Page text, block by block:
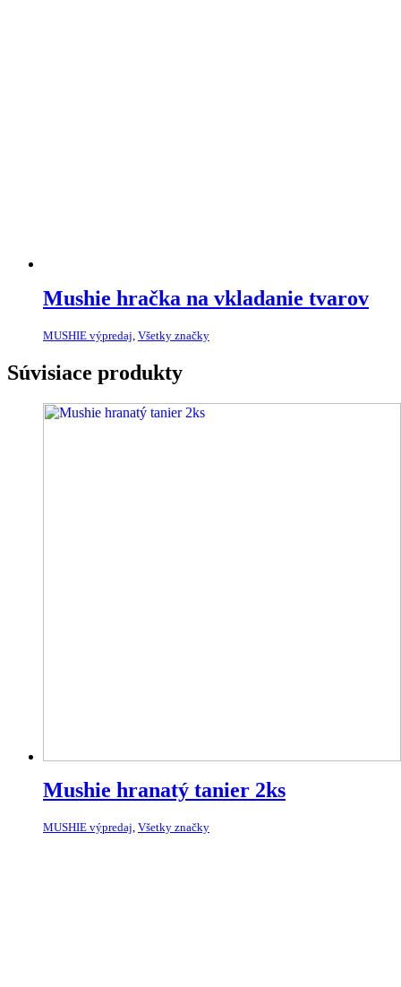
Mushie hračka na vkladanie tvarov
MUSHIE výpredaj Všetky značky
Súvisiace produkty
Mushie hranatý tanier 2ks
MUSHIE výpredaj, Všetky značky